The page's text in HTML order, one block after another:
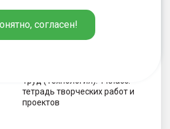
Труд (Технология). 1 класс:
тетрадь творческих работ и
проектов
согласен!